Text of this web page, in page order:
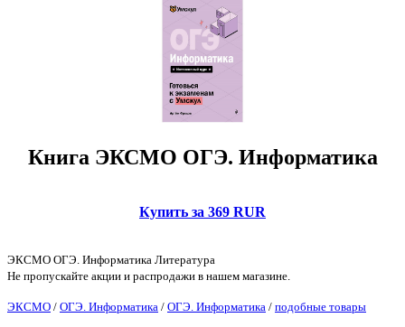
Книга ЭКСМО ОГЭ. Информатика
Купить за 369 RUR
ЭКСМО ОГЭ. Информатика Литература
Не пропускайте акции и распродажи в нашем магазине.
ЭКСМО / ОГЭ. Информатика / ОГЭ. Информатика / подобные товары